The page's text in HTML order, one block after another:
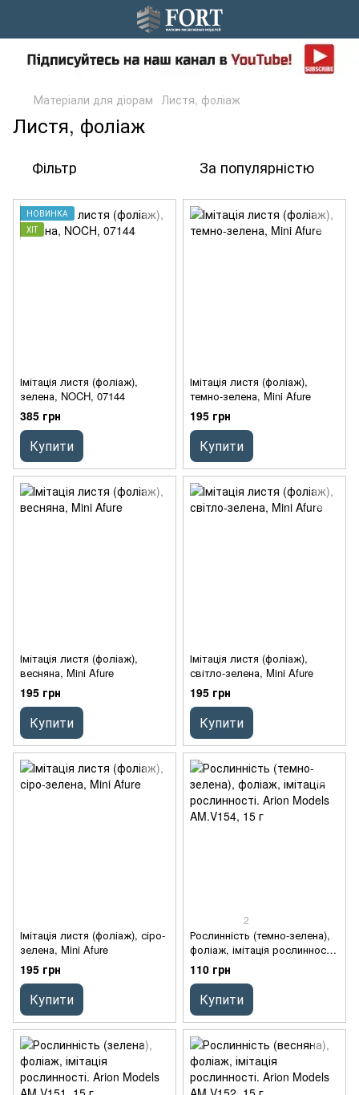
Матеріали для діорам Листя, фоліаж
Листя, фоліаж
Фільтр За популярністю
НОВИНКА
ХІТ
Імітація листя (фоліаж),
зелена, NOCH, 07144
385 грн
Купити
Імітація листя (фоліаж),
темно-зелена, Mini Afure
195 грн
Купити
Імітація листя (фоліаж),
весняна, Mini Afure
195 грн
Купити
Імітація листя (фоліаж),
світло-зелена, Mini Afure
195 грн
Купити
Імітація листя (фоліаж), сіро-
зелена, Mini Afure
195 грн
Купити
2
Рослинність (темно-зелена),
фоліаж, імітація рослинності.
Arion Models AM.V154, 15 г
110 грн
Купити